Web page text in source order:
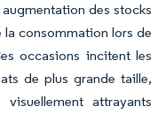
des stocks
la consommation lors de
occasions incitent les
de plus grande taille,
attrayants